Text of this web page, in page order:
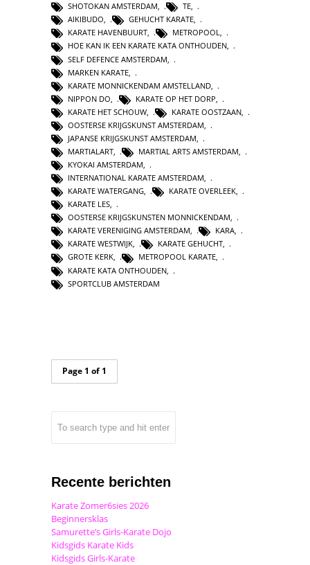
SHOTOKAN AMSTERDAM, TE,
AIKIBUDO, GEHUCHT KARATE,
KARATE HAVENBUURT, METROPOOL,
HOE KAN IK EEN KARATE KATA ONTHOUDEN,
SELF DEFENCE AMSTERDAM
MARKEN KARATE
KARATE MONNICKENDAM AMSTELLAND
NIPPON DO
KARATE OP HET DORP
KARATE HET SCHOUW
KARATE OOSTZAAN
OOSTERSE KRIJGSKUNST AMSTERDAM
JAPANSE KRIJGSKUNST AMSTERDAM
MARTIALART
MARTIAL ARTS AMSTERDAM
KYOKAI AMSTERDAM,
INTERNATIONAL KARATE AMSTERDAM,
KARATE WATERGANG, KARATE OVERLEEK,
KARATE LES,
OOSTERSE KRIJGSKUNSTEN MONNICKENDAM,
KARATE VERENIGING AMSTERDAM, KARA,
KARATE WESTWIJK, KARATE GEHUCHT,
GROTE KERK, METROPOOL KARATE,
KARATE KATA ONTHOUDEN
SPORTCLUB AMSTERDAM
Page 1 of 1
Recente berichten
Karate Zomer6sies 2026
Beginnersklas
Samurette’s Girls-Karate Dojo
Kidsgids Karate Kids
Kidsgids Girls-Karate